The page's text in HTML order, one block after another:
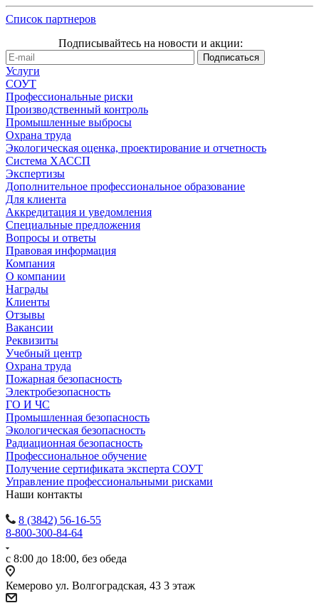
Список партнеров
Подписывайтесь на новости и акции:
Услуги
СОУТ
Профессиональные риски
Производственный контроль
Промышленные выбросы
Охрана труда
Экологическая оценка, проектирование и отчетность
Система ХАССП
Экспертизы
Дополнительное профессиональное образование
Для клиента
Аккредитация и уведомления
Специальные предложения
Вопросы и ответы
Правовая информация
Компания
О компании
Награды
Клиенты
Отзывы
Вакансии
Реквизиты
Учебный центр
Охрана труда
Пожарная безопасность
Электробезопасность
ГО И ЧС
Промышленная безопасность
Экологическая безопасность
Радиационная безопасность
Профессиональное обучение
Получение сертификата эксперта СОУТ
Управление профессиональными рисками
Наши контакты
8 (3842) 56-16-55
8-800-300-84-64
с 8:00 до 18:00, без обеда
Кемерово ул. Волгоградская, 43 3 этаж